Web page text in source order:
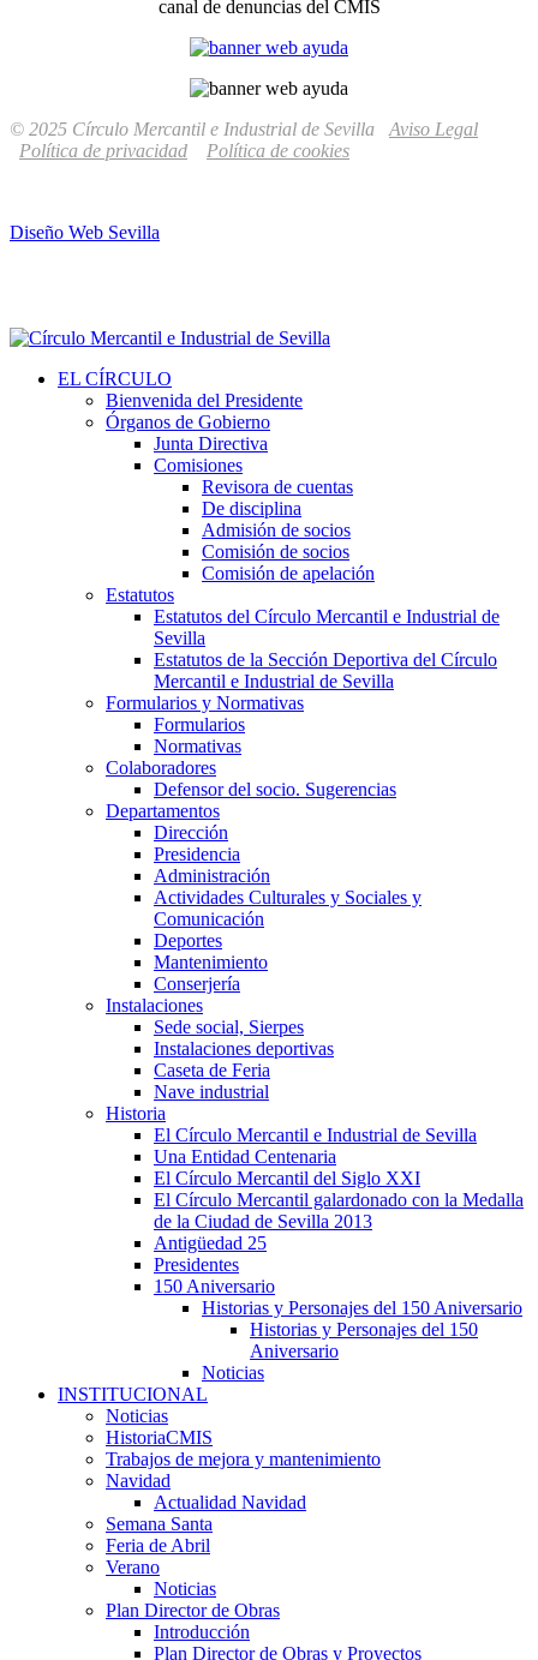
canal de denuncias del CMIS
© 2025 Círculo Mercantil e Industrial de Sevilla Aviso Legal
Política de privacidad
Política de cookies
Diseño Web Sevilla
EL CÍRCULO
Bienvenida del Presidente
Órganos de Gobierno
Junta Directiva
Comisiones
Revisora de cuentas
De disciplina
Admisión de socios
Comisión de socios
Comisión de apelación
Estatutos
Estatutos del Círculo Mercantil e Industrial de
Sevilla
Estatutos de la Sección Deportiva del Círculo
Mercantil e Industrial de Sevilla
Formularios y Normativas
Formularios
Normativas
Colaboradores
Defensor del socio. Sugerencias
Departamentos
Dirección
Presidencia
Administración
Actividades Culturales y Sociales y
Comunicación
Deportes
Mantenimiento
Conserjería
Instalaciones
Sede social, Sierpes
Instalaciones deportivas
Caseta de Feria
Nave industrial
Historia
El Círculo Mercantil e Industrial de Sevilla
Una Entidad Centenaria
El Círculo Mercantil del Siglo XXI
El Círculo Mercantil galardonado con la Medalla
de la Ciudad de Sevilla 2013
Antigüedad 25
Presidentes
150 Aniversario
Historias y Personajes del 150 Aniversario
Historias y Personajes del 150
Aniversario
Noticias
INSTITUCIONAL
Noticias
HistoriaCMIS
Trabajos de mejora y mantenimiento
Navidad
Actualidad Navidad
Semana Santa
Feria de Abril
Verano
Noticias
Plan Director de Obras
Introducción
Plan Director de Obras y Proyectos